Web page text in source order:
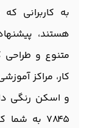
به کاربرانی
هستند،
متنوع و طراحی
کار، مراکز
و اسکن رنگی
7845 به